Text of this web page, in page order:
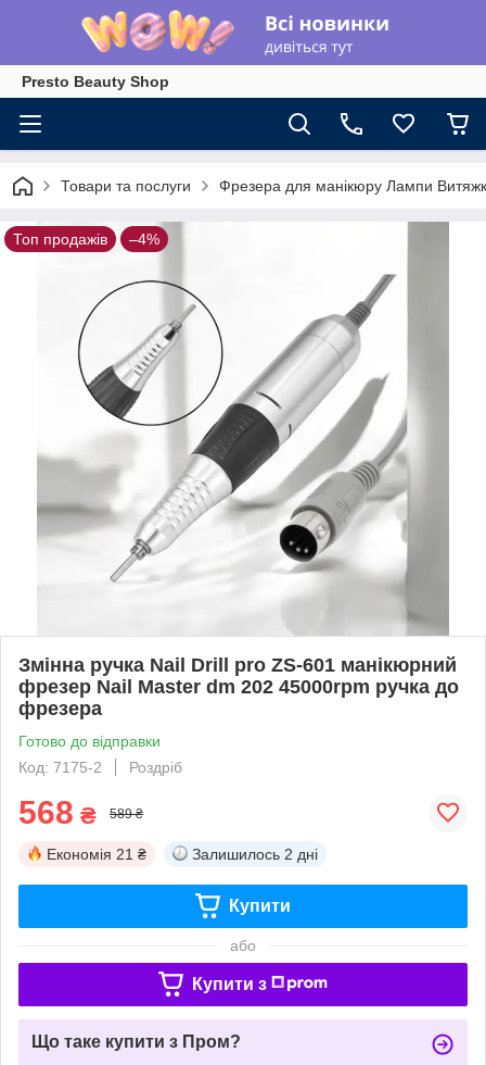
Presto Beauty Shop
Товари та послуги Фрезера для манікюру Лампи
Топ продажів –4%
Змінна ручка Nail Drill pro ZS-601 манікюрний
фрезер Nail Master dm 202 45000rpm ручка до
фрезера
Готово до відправки
Код: 7175-2
Роздріб
568 ₴ 589 ₴
Економія 21 ₴ Залишилось 2 дні
Купити
або
Купити з
Що таке купити з Пром?